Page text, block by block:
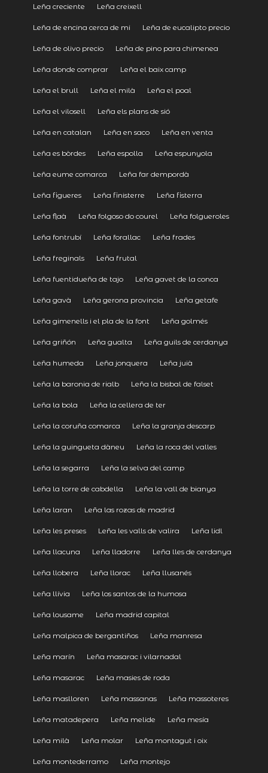
Leña creciente Leña creixell
Leña de encina cerca de mi Leña de eucalipto precio
Leña de olivo precio Leña de pino para chimenea
Leña donde comprar Leña el baix camp
Leña el brull Leña el milà Leña el poal
Leña el vilosell Leña els plans de sió
Leña en catalan Leña en saco Leña en venta
Leña es bòrdes Leña espolla Leña espunyola
Leña eume comarca Leña far dempordà
Leña figueres Leña finisterre Leña fisterra
Leña flaà Leña folgoso do courel Leña folgueroles
Leña fontrubí Leña forallac Leña frades
Leña freginals Leña frutal
Leña fuentidueña de tajo Leña gavet de la conca
Leña gavà Leña gerona provincia Leña getafe
Leña gimenells i el pla de la font Leña golmés
Leña griñón Leña gualta Leña guils de cerdanya
Leña humeda Leña jonquera Leña juià
Leña la baronia de rialb Leña la bisbal de falset
Leña la bola Leña la cellera de ter
Leña la coruña comarca Leña la granja descarp
Leña la guingueta dàneu Leña la roca del valles
Leña la segarra Leña la selva del camp
Leña la torre de cabdella Leña la vall de bianya
Leña laran Leña las rozas de madrid
Leña les preses Leña les valls de valira Leña lidl
Leña llacuna Leña lladorre Leña lles de cerdanya
Leña llobera Leña llorac Leña llusanés
Leña llívia Leña los santos de la humosa
Leña lousame Leña madrid capital
Leña malpica de bergantiños Leña manresa
Leña marín Leña masarac i vilarnadal
Leña masarac Leña masies de roda
Leña maslloren Leña massanas Leña massoteres
Leña matadepera Leña melide Leña mesía
Leña milà Leña molar Leña montagut i oix
Leña montederramo Leña montejo